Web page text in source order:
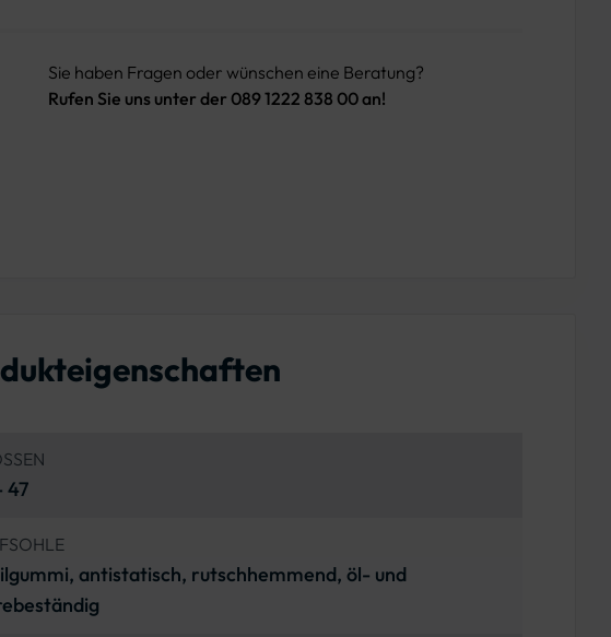
Sie haben Fragen oder wünschen eine Beratung?
Rufen Sie uns unter der 089 1222 838 00 an!
47
antistatisch, rutschhemmend, öl- und